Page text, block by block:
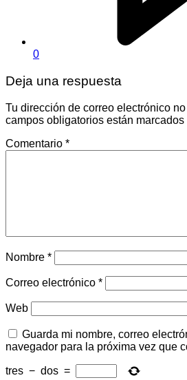
0
Deja una respuesta
Tu dirección de correo electrónico
campos obligatorios están marcados
Comentario *
Nombre *
Correo electrónico *
Web
Guarda mi nombre, correo
navegador para la próxima vez que
tres − dos =